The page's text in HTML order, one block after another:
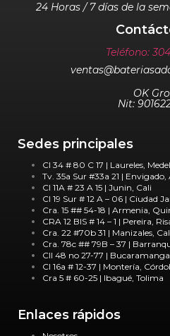
24 Horas / 7 días de la
Teléfono:
OK
Nit:
Sedes principales
Cl 34 # 80 C 17 | Laureles,
Tv. 35a Sur #33a 21 |
Cl 11A # 23 A 15 | Junin, Cali
Cl 19 Sur # 12 A – 06 | Ciudad
Cra. 15 ## 54-18 | Armenia,
CRA 12 BIS # 14 – 1 | Pereira,
Cra. 22 #70b 31 | Manizales,
Cra. 78c ## 79B – 37 |
Cll 48 no 27-77 |
Cl 16a # 12-37 | Montería,
Cra 5 # 60-25 | Ibagué, Tolima
Enlaces rápidos